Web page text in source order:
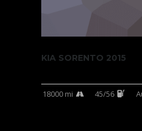
KIA SORENTO 2015
18000 mi 45/56